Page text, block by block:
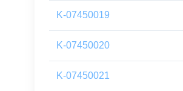
K-07450019
K-07450020
K-07450021